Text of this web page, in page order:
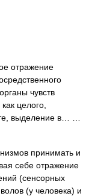
отражение
чувств
целого,
выделение в… …
принимать и
себе отражение
(сенсорных
(у человека) и